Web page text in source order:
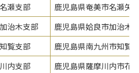
瀬支部
鹿児島県奄美市名瀬矢
治木支部
鹿児島県姶良市加治木
覧支部
鹿児島県南九州市知覧
内支部
鹿児島県薩摩川内市花